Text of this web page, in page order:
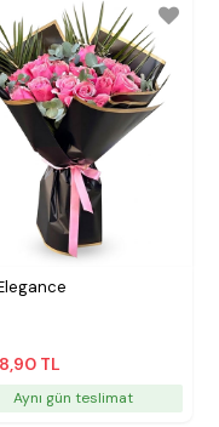
TL
Aynı gün teslimat